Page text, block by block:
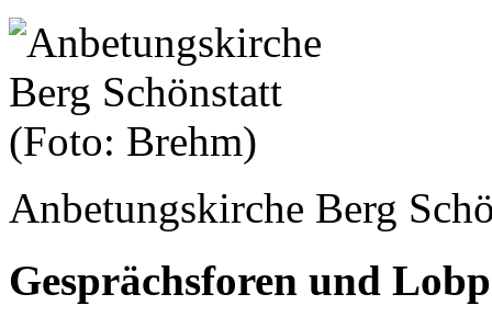
Anbetungskirche Berg
Gesprächsforen und